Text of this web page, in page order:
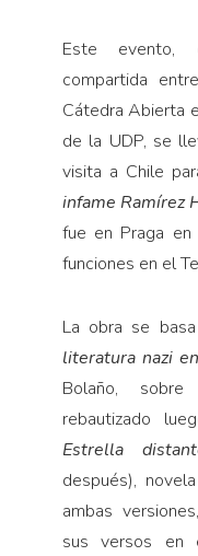
Este evento,
compartida
Cátedra Abierta
de la UDP, se
visita a Chile
infame Ramírez
fue en Praga
funciones en el
La obra se
literatura nazi
Bolaño, sobre
rebautizado
Estrella
después),
ambas
sus versos en